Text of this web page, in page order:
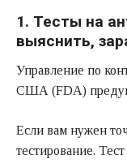
1. Тесты на
выяснить,
Управление по
США (FDA)
Если вам нужен
тестирование.